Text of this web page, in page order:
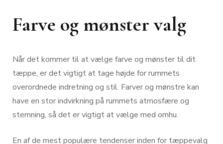
Farve og mønster valg
Når det kommer til at vælge farve og mønster til dit
tæppe, er det vigtigt at tage højde for rummets
overordnede indretning og stil. Farver og mønstre kan
have en stor indvirkning på rummets atmosfære og
stemning, så det er vigtigt at vælge med omhu.
En af de mest populære tendenser inden for tæppevalg